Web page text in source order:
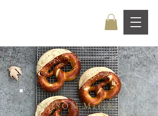
SAISON Marché